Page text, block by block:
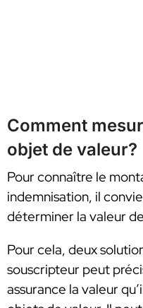
Comment
objet de valeur?
Pour connaître le
indemnisation, il
déterminer la valeur
Pour cela, deux
souscripteur peut
assurance la valeur